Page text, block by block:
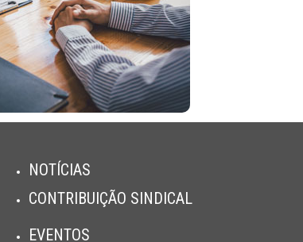
NOTÍCIAS
CONTRIBUIÇÃO SINDICAL
EVENTOS